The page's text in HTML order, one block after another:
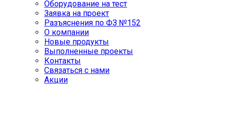
Оборудование на тест
Заявка на проект
Разъяснения по ФЗ №152
О компании
Новые продукты
Выполненные проекты
Контакты
Связаться с нами
Акции